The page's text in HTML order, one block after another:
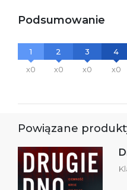
Podsumowanie
1
x0
2
x0
3
x0
4
x0
Powiązane